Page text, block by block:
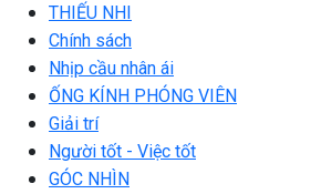
THIẾU NHI
Chính sách
Nhịp cầu nhân ái
ỐNG KÍNH PHÓNG VIÊN
Giải trí
Người tốt - Việc tốt
GÓC NHÌN